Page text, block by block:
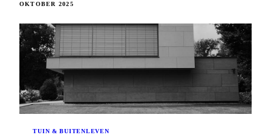
OKTOBER 2025
TUIN & BUITENLEVEN